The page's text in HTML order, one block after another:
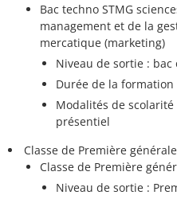
Bac techno STMG
management et de la
mercatique (marketing)
Niveau de sortie :
Durée de la formation
Modalités de
présentiel
Classe de Première générale
Classe de Première
Niveau de sortie :